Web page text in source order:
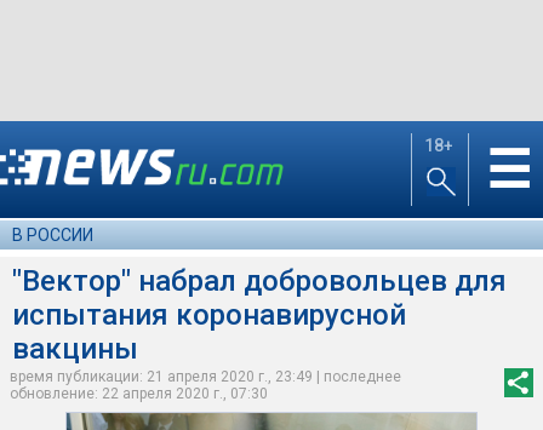
18+ ☰
В РОССИИ
"Вектор" набрал добровольцев для
испытания коронавирусной
вакцины
время публикации: 21 апреля 2020 г., 23:49 | последнее
обновление: 22 апреля 2020 г., 07:30